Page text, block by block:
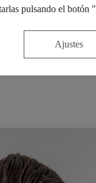
ofrecerpulsando el botón
Ajustes